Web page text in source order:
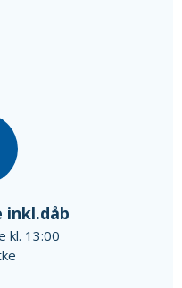
inkl.dåb
kl. 13:00